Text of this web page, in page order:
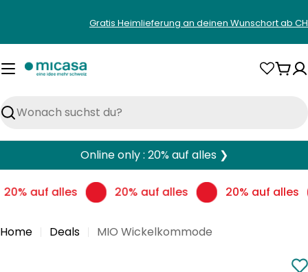
springen
Gratis Heimlieferung an deinen Wunschort ab
Suchen
Online only : 20% auf alles ❯
20% auf alles 20% auf alles 20% auf alles
Home Deals MIO Wickelkommode